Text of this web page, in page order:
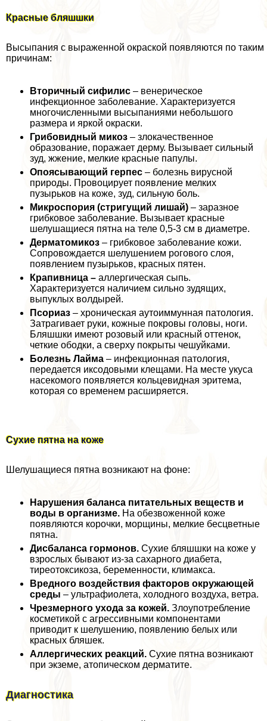
Красные бляшшки
Высыпания с выраженной окраской появляются по таким
причинам:
Вторичный сифилис – венерическое
инфекционное заболевание. Хаpaктеризуется
многочисленными высыпаниями небольшого
размера и яркой окраски.
Грибовидный микоз – злокачественное
образование, поражает дерму. Вызывает сильный
зуд, жжение, мелкие красные папулы.
Опоясывающий гepпeс – болезнь вирусной
природы. Провоцирует появление мелких
пузырьков на коже, зуд, сильную боль.
Микроспория (стригущий лишай) – заразное
грибковое заболевание. Вызывает красные
шелушащиеся пятна на теле 0,5-3 см в диаметре.
Дерматомикоз – грибковое заболевание кожи.
Сопровождается шелушением рогового слоя,
появлением пузырьков, красных пятен.
Крапивница – аллергическая сыпь.
Хаpaктеризуется наличием сильно зудящих,
выпуклых волдырей.
Псориаз – хроническая аутоиммунная патология.
Затрагивает руки, кожные покровы головы, ноги.
Бляшшки имеют розовый или красный оттенок,
четкие ободки, а сверху покрыты чешуйками.
Болезнь Лайма – инфекционная патология,
передается иксодовыми клещами. На месте укуса
насекомого появляется кольцевидная эритема,
которая со временем расширяется.
Сухие пятна на коже
Шелушащиеся пятна возникают на фоне:
Нарушения баланса питательных веществ и
воды в организме. На обезвоженной коже
появляются корочки, морщины, мелкие бесцветные
пятна.
Дисбаланса гормонов. Сухие бляшшки на коже у
взрослых бывают из-за сахарного диабета,
тиреотоксикоза, беременности, климaкcа.
Вредного воздействия факторов окружающей
среды – ультрафиолета, холодного воздуха, ветра.
Чрезмерного ухода за кожей. Злоупотрeбление
косметикой с агрессивными компонентами
приводит к шелушению, появлению белых или
красных бляшек.
Аллергических реакций. Сухие пятна возникают
при экземе, атопическом дерматите.
Диагностика